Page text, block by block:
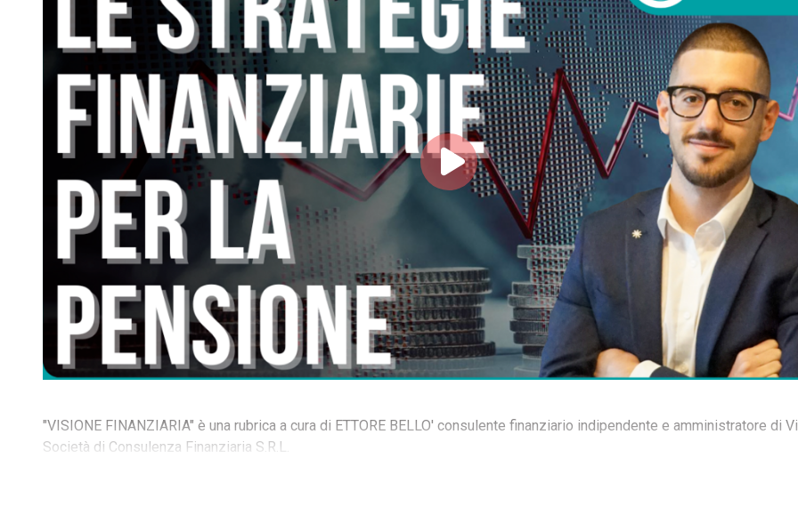
"VISIONE FINANZIARIA" è una rubrica a cura di ETTORE BELLO' consulente finanziario indipendente e amministratore di
Società di Consulenza Finanziaria S.R.L.